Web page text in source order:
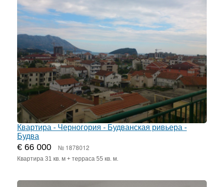
Квартира - Черногория - Будванская ривьера -
Будва
€ 66 000 № 1878012
Квартира 31 кв. м + терраса 55 кв. м.